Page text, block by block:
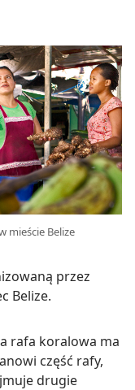
mieście Belize
przez
Belize.
rafa koralowa ma
część rafy,
drugie